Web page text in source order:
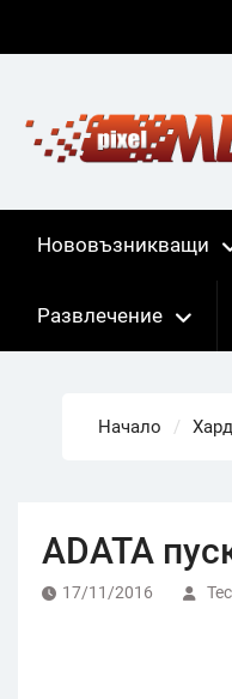
Нововъзникващи
Развлечение
Начало
ADATA
17/11/2016